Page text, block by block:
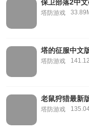
保卫部落2中
塔防游戏
塔的征服中文
塔防游戏
老鼠狩猎最新
塔防游戏